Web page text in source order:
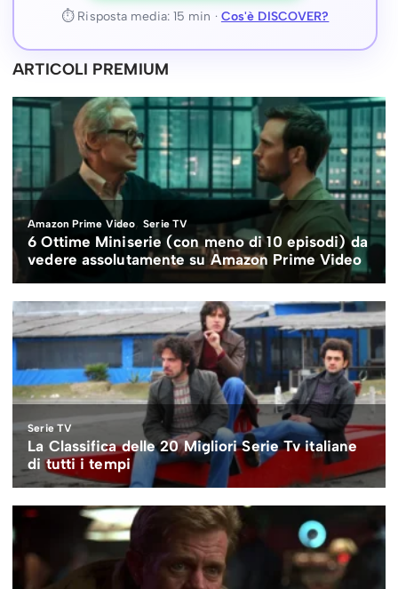
⏱ Risposta media: 15 min · Cos'è DISCOVER?
ARTICOLI PREMIUM